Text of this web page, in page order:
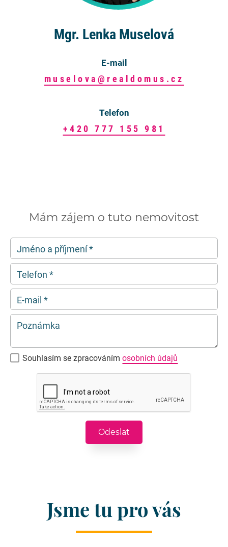
Mgr. Lenka Muselová
E-mail
muselova@realdomus.cz
Telefon
+420 777 155 981
Mám zájem o tuto nemovitost
Jméno a příjmení*
Telefon *
E-mail *
Poznámka
Souhlasím se zpracováním osobních údajů
Jsme tu pro vás